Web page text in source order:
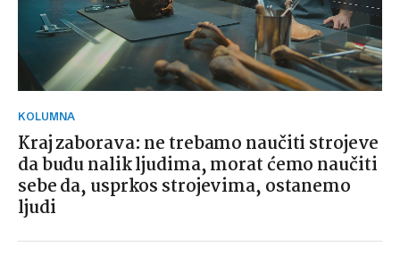
KOLUMNA
Kraj zaborava: ne trebamo naučiti strojeve
da budu nalik ljudima, morat ćemo naučiti
sebe da, usprkos strojevima, ostanemo
ljudi